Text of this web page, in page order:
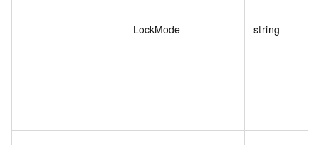
LockMode string